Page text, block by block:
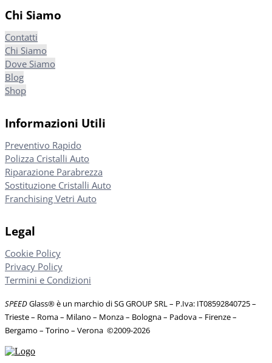
Chi Siamo
Contatti
Chi Siamo
Dove Siamo
Blog
Shop
Informazioni Utili
Preventivo Rapido
Polizza Cristalli Auto
Riparazione Parabrezza
Sostituzione Cristalli Auto
Franchising Vetri Auto
Legal
Cookie Policy
Privacy Policy
Termini e Condizioni
SPEEDGlass® è un marchio di SG GROUP SRL – P.Iva: IT08592840725–
Trieste – Roma – Milano – Monza – Bologna – Padova – Firenze –
Bergamo – Torino – Verona ©2009-2026